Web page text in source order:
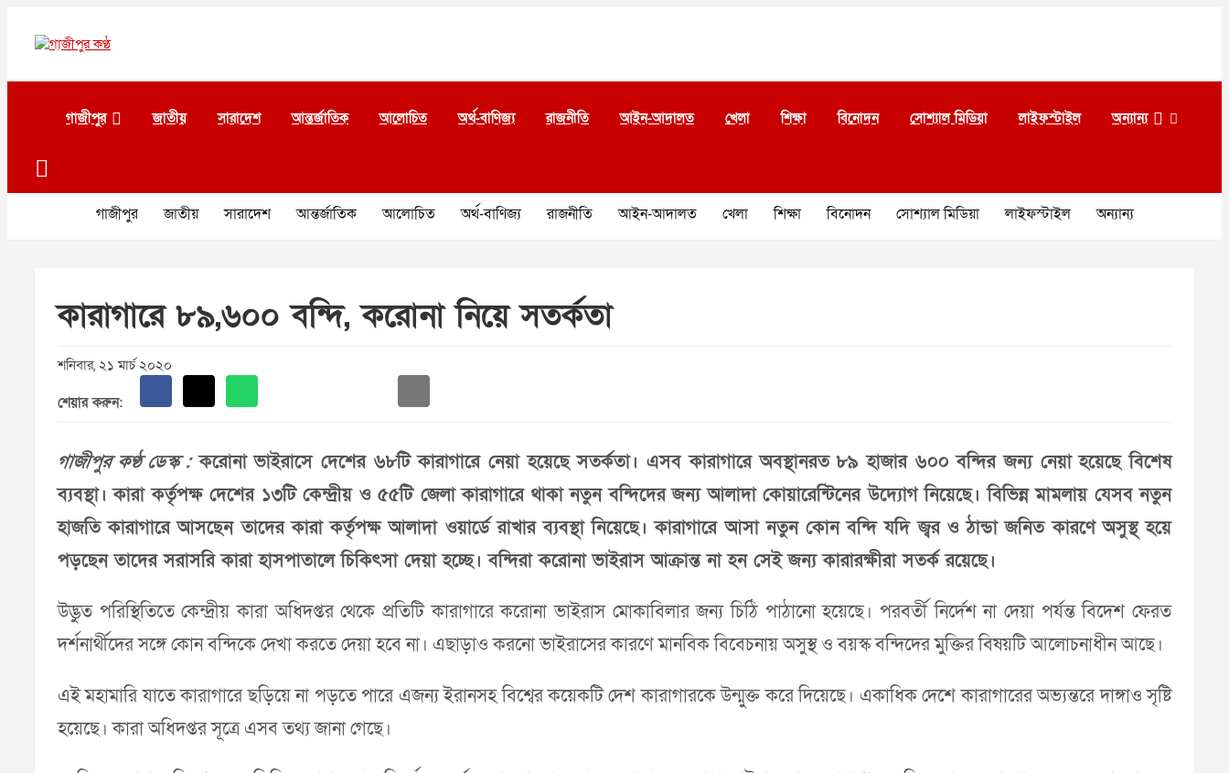
contentগাজীপুর কণ্ঠ
গাজীপুর জাতীয় সারাদেশ আন্তর্জাতিক আলোচিত অর্থ-বাণিজ্য রাজনীতি আইন-আদালত খেলা শিক্ষা বিনোদন সোশ্যাল মিডিয়া লাইফস্টাইল অন্যান্য
গাজীপুর জাতীয় সারাদেশ আন্তর্জাতিক আলোচিত অর্থ-বাণিজ্য রাজনীতি আইন-আদালত খেলা শিক্ষা বিনোদন সোশ্যাল মিডিয়া লাইফস্টাইল অন্যান্য
কারাগারে ৮৯,৬০০ বন্দি, করোনা নিয়ে সতর্কতা
শনিবার, ২১ মার্চ ২০২০
শেয়ার করুন:
গাজীপুর কণ্ঠ ডেস্ক :করোনা ভাইরাসে দেশের ৬৮টি কারাগারে নেয়া হয়েছে সতর্কতা। এসব কারাগারে অবস্থানরত ৮৯ হাজার ৬০০ বন্দির জন্য নেয়া হয়েছে বিশেষ
ব্যবস্থা। কারা কর্তৃপক্ষ দেশের ১৩টি কেন্দ্রীয় ও ৫৫টি জেলা কারাগারে থাকা নতুন বন্দিদের জন্য আলাদা কোয়ারেন্টিনের উদ্যোগ নিয়েছে। বিভিন্ন মামলায় যেসব নতুন
হাজতি কারাগারে আসছেন তাদের কারা কর্তৃপক্ষ আলাদা ওয়ার্ডে রাখার ব্যবস্থা নিয়েছে। কারাগারে আসা নতুন কোন বন্দি যদি জ্বর ও ঠান্ডা জনিত কারণে অসুস্থ হয়ে
পড়ছেন তাদের সরাসরি কারা হাসপাতালে চিকিৎসা দেয়া হচ্ছে। বন্দিরা করোনা ভাইরাস আক্রান্ত না হন সেই জন্য কারারক্ষীরা সতর্ক রয়েছে।
উদ্ভুত পরিস্থিতিতে কেন্দ্রীয় কারা অধিদপ্তর থেকে প্রতিটি কারাগারে করোনা ভাইরাস মোকাবিলার জন্য চিঠি পাঠানো হয়েছে। পরবর্তী নির্দেশ না দেয়া পর্যন্ত বিদেশ ফেরত
দর্শনার্থীদের সঙ্গে কোন বন্দিকে দেখা করতে দেয়া হবে না। এছাড়াও করনো ভাইরাসের কারণে মানবিক বিবেচনায় অসুস্থ ও বয়স্ক বন্দিদের মুক্তির বিষয়টি আলোচনাধীন আছে।
এই মহামারি যাতে কারাগারে ছড়িয়ে না পড়তে পারে এজন্য ইরানসহ বিশ্বের কয়েকটি দেশ কারাগারকে উন্মুক্ত করে দিয়েছে। একাধিক দেশে কারাগারের অভ্যন্তরে দাঙ্গাও সৃষ্টি
হয়েছে। কারা অধিদপ্তর সূত্রে এসব তথ্য জানা গেছে।